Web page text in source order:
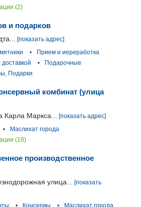
(2)
и подарков
[показать адрес]
•
Прием и иереработка
•
Подарочные
Подарки
комбинат (улица
Карла Маркса...
[показать адрес]
•
Маслихат города
(18)
производственное
улица...
[показать